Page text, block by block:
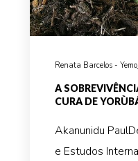
Renata Barcelos -
A
CURA DE
Akanunidu
e Estudos